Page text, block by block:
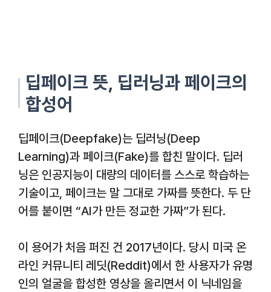
딥페이크 뜻, 딥러닝과 페이크의
합성어
딥페이크(Deepfake)는 딥러닝(Deep
Learning)과 페이크(Fake)를 합친 말이다. 딥러
닝은 인공지능이 대량의 데이터를 스스로 학습하는
기술이고, 페이크는 말 그대로 가짜를 뜻한다. 두 단
어를 붙이면 “AI가 만든 정교한 가짜”가 된다.
이 용어가 처음 퍼진 건 2017년이다. 당시 미국 온
라인 커뮤니티 레딧(Reddit)에서 한 사용자가 유명
인의 얼굴을 합성한 영상을 올리면서 이 닉네임을